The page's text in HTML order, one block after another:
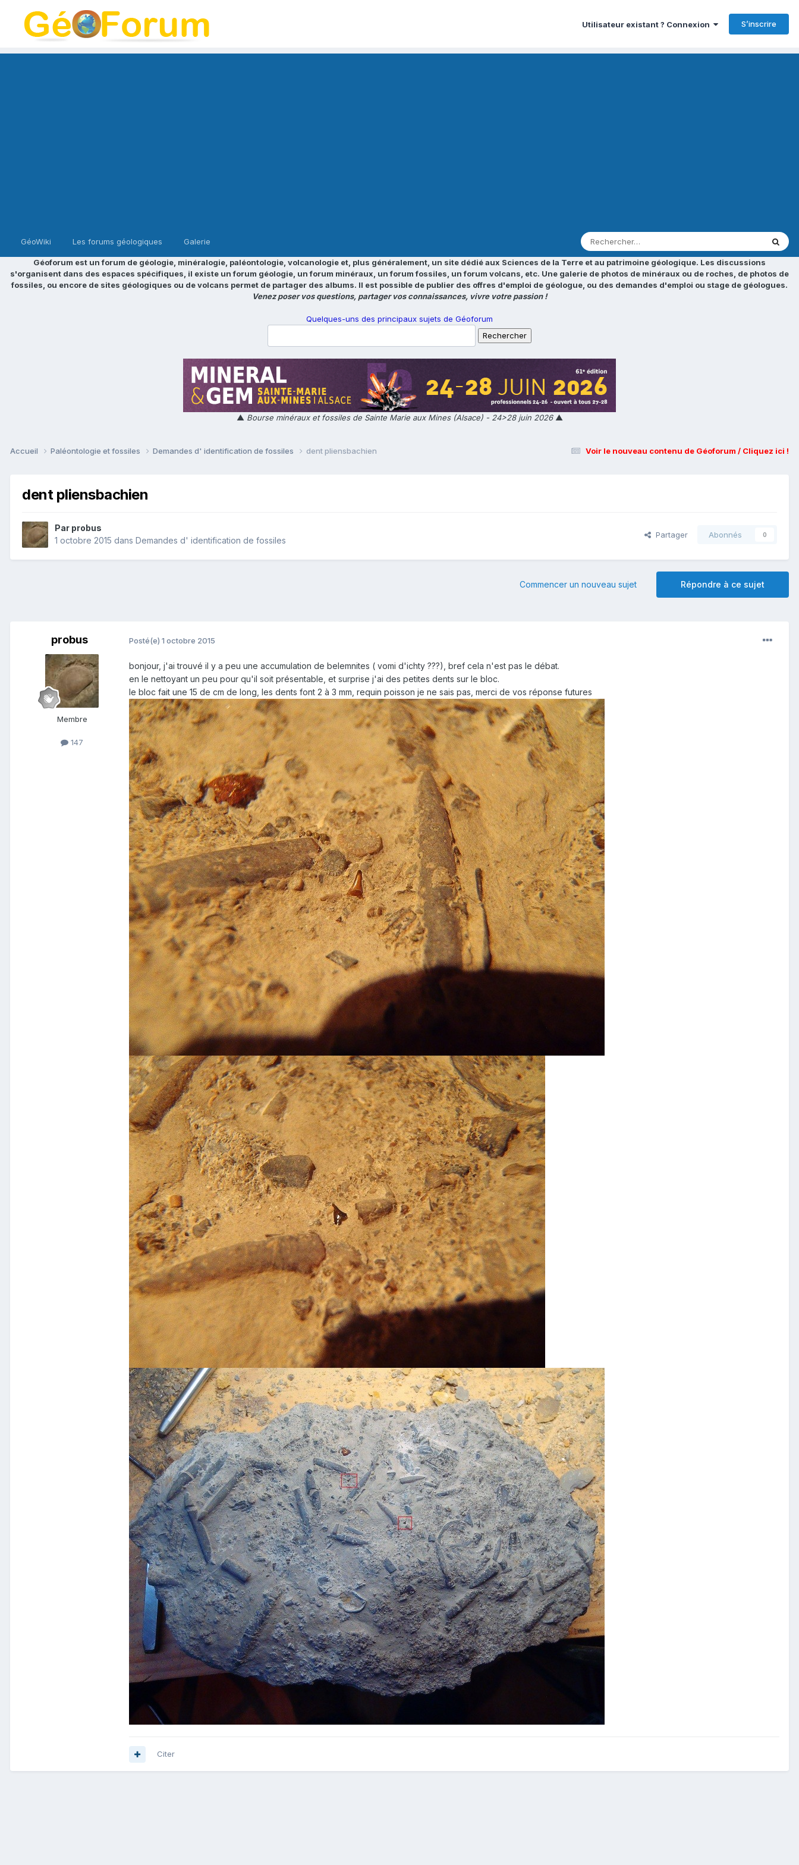
Utilisateur existant ? Connexion S’inscrire
GéoWiki Les forums géologiques Galerie
Géoforum est un forum de géologie, minéralogie, paléontologie, volcanologie et, plus généralement, un site dédié aux Sciences de la Terre et au patrimoine géologique. Les discussions
s'organisent dans des espaces spécifiques, il existe un forum géologie, un forum minéraux, un forum fossiles, un forum volcans, etc. Une galerie de photos de minéraux ou de roches, de photos de
fossiles, ou encore de sites géologiques ou de volcans permet de partager des albums. Il est possible de publier des offres d'emploi de géologue, ou des demandes d'emploi ou stage de géologues.
Venez poser vos questions, partager vos connaissances, vivre votre passion !
Quelques-uns des principaux sujets de Géoforum
▲ Bourse minéraux et fossiles de Sainte Marie aux Mines (Alsace) - 24>28 juin 2026▲
Voir le nouveau contenu de Géoforum / Cliquez ici !
Accueil Paléontologie et fossiles Demandes d' identification de fossiles dent pliensbachien
dent pliensbachien
Par probus
1 octobre 2015 dans Demandes d' identification de fossiles
Partager Abonnés 0
Répondre à ce sujet
Commencer un nouveau sujet
probus
Membre
147
Posté(e) 1 octobre 2015
bonjour, j'ai trouvé il y a peu une accumulation de belemnites ( vomi d'ichty ???), bref cela n'est pas le débat.
en le nettoyant un peu pour qu'il soit présentable, et surprise j'ai des petites dents sur le bloc.
le bloc fait une 15 de cm de long, les dents font 2 à 3 mm, requin poisson je ne sais pas, merci de vos réponse futures
Citer